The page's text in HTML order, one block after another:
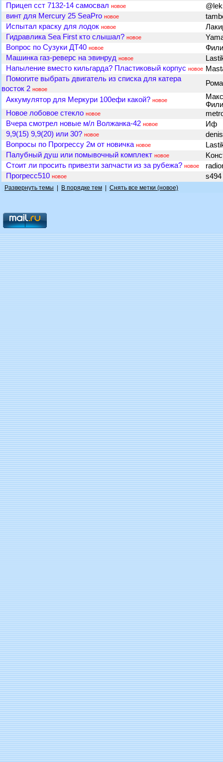
Прицеп сст 7132-14 самосвал новое
винт для Mercury 25 SeaPro новое
Испытал краску для лодок новое
Гидравлика Sea First кто слышал? новое
Вопрос по Сузуки ДТ40 новое
Машинка газ-реверс на эвинруд новое
Напыление вместо кильгарда? Пластиковый корпус новое
Помогите выбрать двигатель из списка для катера
восток 2 новое
Аккумулятор для Меркури 100ефи какой? новое
Новое лобовое стекло новое
Вчера смотрел новые м/л Волжанка-42 новое
Иф
9,9(15) 9,9(20) или 30? новое
Вопросы по Прогрессу 2м от новичка новое
Палубный душ или помывочный комплект новое
Стоит ли просить привезти запчасти из за рубежа? новое
Прогресс510 новое s494
Развернуть темы В порядке тем Снять все метки (новое)